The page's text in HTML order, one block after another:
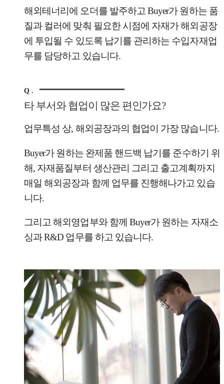
해외테너리에 오더를 발주하고 Buyer가 원하는 품
질과 컬러에 맞춰 필요한 시점에 자재가 해외공장
에 투입될 수 있도록 납기를 관리하는 수입자재업
무를 담당하고 있습니다.
Q .
타 부서와 협업이 많은 편인가요?
업무특성 상, 해외공장과의 협업이 가장 많습니다.
Buyer가 원하는 완제품 핸드백 납기를 준수하기 위
해, 자재품질부터 생산관리 그리고 출고계획까지
매일 해외공장과 함께 업무를 진행해나가고 있습
니다.
그리고 해외영업부와 함께 Buyer가 원하는 자재소
싱과 R&D 업무를 하고 있습니다.